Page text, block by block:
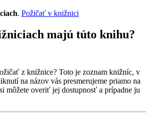
. Požičať v knižnici
majú túto knihu?
z knižnice? Toto je zoznam knižníc, v
na názov vás presmerujeme priamo na
môžete overiť jej dostupnosť a prípadne ju